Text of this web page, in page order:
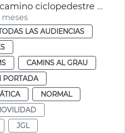
Licitación obras camino ciclopedestre Jardín Túria València
LAS AUDIENCIAS
CAMINS AL GRAU
PORTADA
NORMAL
JGL